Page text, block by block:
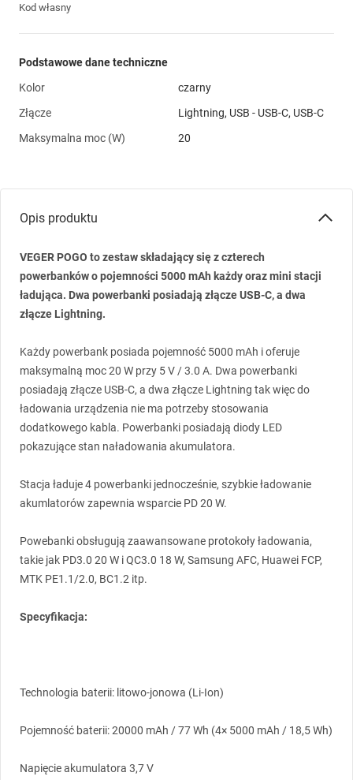
Kod własny
Podstawowe dane techniczne
Kolor
czarny
Złącze
Lightning, USB - USB-C, USB-C
Maksymalna moc (W)
20
Opis produktu
VEGER POGO to zestaw składający się z czterech
powerbanków o pojemności 5000 mAh każdy oraz mini stacji
ładująca. Dwa powerbanki posiadają złączeUSB-C, a dwa
złącze Lightning.
Każdy powerbank posiada pojemność 5000 mAh i oferuje
maksymalną moc 20 W przy 5 V / 3.0 A. Dwa powerbanki
posiadają złącze USB-C, a dwa złącze Lightning tak więc do
ładowania urządzenia nie ma potrzeby stosowania
dodatkowego kabla. Powerbanki posiadają diody LED
pokazujące stan naładowania akumulatora.
Stacja ładuje 4 powerbanki jednocześnie, szybkie ładowanie
akumlatorów zapewnia wsparcie PD 20 W.
Powebanki obsługują zaawansowane protokoły ładowania,
takie jak PD3.0 20 W i QC3.0 18 W, Samsung AFC, Huawei FCP,
MTK PE1.1/2.0, BC1.2 itp.
Specyfikacja:
Technologia baterii: litowo-jonowa (Li-Ion)
Pojemność baterii: 20000 mAh / 77 Wh (4× 5000 mAh / 18,5 Wh)
Napięcie akumulatora 3,7 V